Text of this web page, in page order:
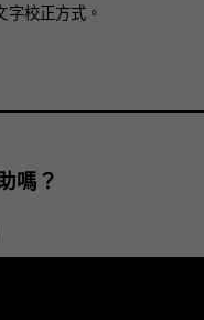
字校正方式。
嗎？